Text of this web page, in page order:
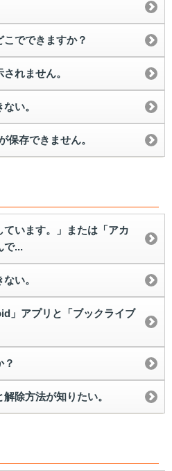
でできますか？
れません。
い。
保存できません。
ています。」または「アカ
で...
い。
」アプリと「ブックライブ
？
除方法が知りたい。